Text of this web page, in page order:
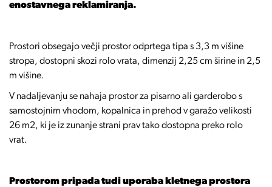
enostavnega reklamiranja.
Prostori obsegajo večji prostor odprtega tipa s 3,3 m višine
stropa, dostopni skozi rolo vrata, dimenzij 2,25 cm širine in 2,5
m višine.
V nadaljevanju se nahaja prostor za pisarno ali garderobo s
samostojnim vhodom, kopalnica in prehod v garažo velikosti
26 m2, ki je iz zunanje strani prav tako dostopna preko rolo
vrat.
Prostorom pripada tudi uporaba kletnega prostora